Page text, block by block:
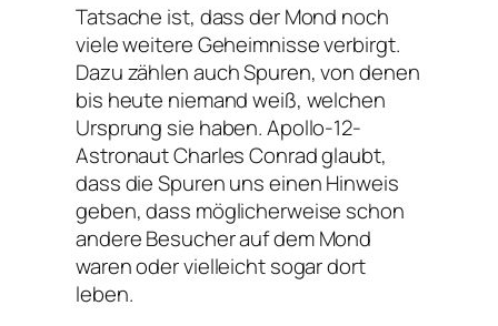
Tatsache ist, dass der Mond noch
viele weitere Geheimnisse verbirgt.
Dazu zählen auch Spuren, von denen
bis heute niemand weiß, welchen
Ursprung sie haben. Apollo-12-
Astronaut Charles Conrad glaubt,
dass die Spuren uns einen Hinweis
geben, dass möglicherweise schon
andere Besucher auf dem Mond
waren oder vielleicht sogar dort
leben.